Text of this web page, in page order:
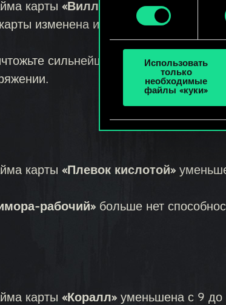
«Настройки» ниже.
Использовать
только
необходимые
файлы «куки»
карты «Виллентретенмерт»
изменена и теперь звучит так:
сильнейший отряд (отряды) на
карты «Плевок кислотой»
рабочий» больше нет
карты «Коралл» уменьшена с 9 до